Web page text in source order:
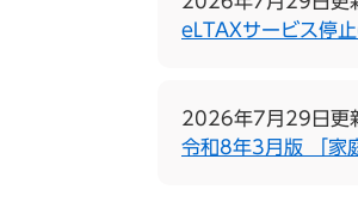
eLTAXサービス停
2026年7月29日更
令和8年3月版 「家